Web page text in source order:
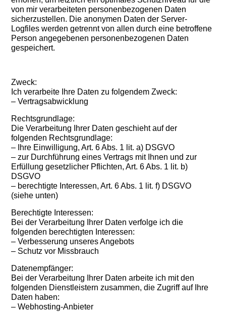
von mir verarbeiteten personenbezogenen Daten
sicherzustellen. Die anonymen Daten der Server-
Logfiles werden getrennt von allen durch eine betroffene
Person angegebenen personenbezogenen Daten
gespeichert.
Zweck:
Ich verarbeite Ihre Daten zu folgendem Zweck:
– Vertragsabwicklung
Rechtsgrundlage:
Die Verarbeitung Ihrer Daten geschieht auf der
folgenden Rechtsgrundlage:
– Ihre Einwilligung, Art. 6 Abs. 1 lit. a) DSGVO
– zur Durchführung eines Vertrags mit Ihnen und zur
Erfüllung gesetzlicher Pflichten, Art. 6 Abs. 1 lit. b)
DSGVO
– berechtigte Interessen, Art. 6 Abs. 1 lit. f) DSGVO
(siehe unten)
Berechtigte Interessen:
Bei der Verarbeitung Ihrer Daten verfolge ich die
folgenden berechtigten Interessen:
– Verbesserung unseres Angebots
– Schutz vor Missbrauch
Datenempfänger:
Bei der Verarbeitung Ihrer Daten arbeite ich mit den
folgenden Dienstleistern zusammen, die Zugriff auf Ihre
Daten haben:
– Webhosting-Anbieter